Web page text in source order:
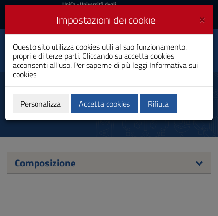
Vai
al
navigazione
sito
Vai
Footer
UniCa
Accedi
UniCa- Università degli
Accedi UniCA News
Toggle
navigation
Facoltà di Scienze
Economiche, Giuridiche
e Politiche
Commissione
Internazionalizzazione
Composizione
×
Impostazioni dei cookie
Questo sito utilizza cookies utili al suo funzionamento,
propri e di terze parti. Cliccando su accetta cookies
acconsenti all'uso. Per saperne di più leggi Informativa sui
cookies
Personalizza Accetta cookies Rifiuta